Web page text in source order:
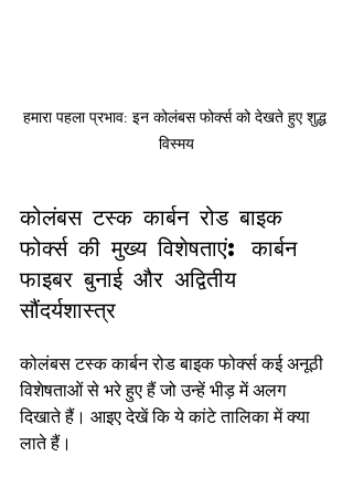
हमारा पहला प्रभाव: इन कोलंबस फोर्क्स को देखते हुए शुद्ध
विस्मय
कोलंबस टस्क कार्बन रोड बाइक
फोर्क्स की मुख्य विशेषताएं: कार्बन
फाइबर बुनाई और अद्वितीय
सौंदर्यशास्त्र
कोलंबस टस्क कार्बन रोड बाइक फोर्क्स कई अनूठी
विशेषताओं से भरे हुए हैं जो उन्हें भीड़ में अलग
दिखाते हैं। आइए देखें कि ये कांटे तालिका में क्या
लाते हैं।